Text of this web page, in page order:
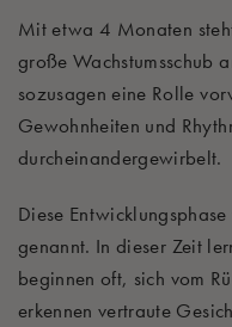
Mit etwa 4 Monaten
große Wachstumsschub
sozusagen eine Rolle
Gewohnheiten und
durcheinandergewirbelt.
Diese
genannt. In dieser Zeit
beginnen oft, sich vom
erkennen vertraute